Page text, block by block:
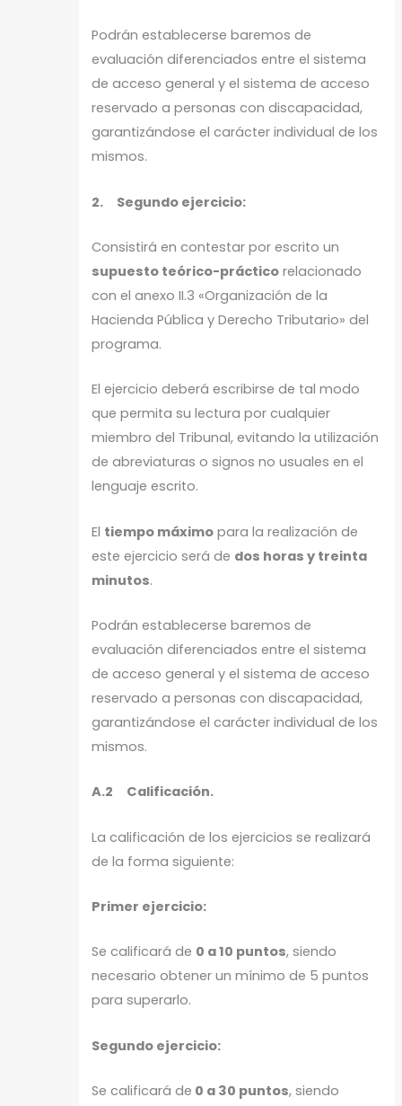
Podrán establecerse baremos de
evaluación diferenciados entre el sistema
de acceso general y el sistema de acceso
reservado a personas con discapacidad,
garantizándose el carácter individual de los
mismos.
2. Segundo ejercicio:
Consistirá en contestar por escrito un
supuesto teórico-práctico relacionado
con el anexo II.3 «Organización de la
Hacienda Pública y Derecho Tributario» del
programa.
El ejercicio deberá escribirse de tal modo
que permita su lectura por cualquier
miembro del Tribunal, evitando la utilización
de abreviaturas o signos no usuales en el
lenguaje escrito.
El tiempo máximo para la realización de
este ejercicio será de dos horas y treinta
minutos.
Podrán establecerse baremos de
evaluación diferenciados entre el sistema
de acceso general y el sistema de acceso
reservado a personas con discapacidad,
garantizándose el carácter individual de los
mismos.
A.2 Calificación.
La calificación de los ejercicios se realizará
de la forma siguiente:
Primer ejercicio:
Se calificará de 0 a 10 puntos, siendo
necesario obtener un mínimo de 5 puntos
para superarlo.
Segundo ejercicio:
Se calificará de 0 a 30 puntos, siendo